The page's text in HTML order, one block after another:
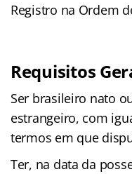
Registro na Ordem
Requisitos
Ser brasileiro nato
estrangeiro, com
termos em que
Ter, na data da